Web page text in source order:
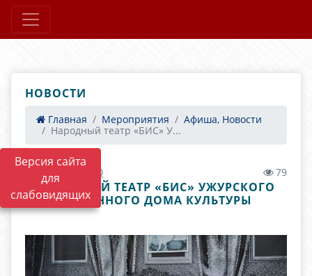
Версия сайта
для
слабовидящих
НОВОСТИ
Главная Мероприятия
Афиша, Новости
Народный театр «БИС» У...
08.04.2021 11:00 79
НАРОДНЫЙ ТЕАТР «БИС» УЖУРСКОГО
РАЙОННОГО ДОМА КУЛЬТУРЫ